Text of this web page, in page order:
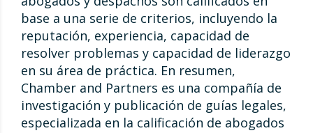
base a una serie de criterios, incluyendo la
reputación, experiencia, capacidad de
resolver problemas y capacidad de liderazgo
en su área de práctica. En resumen,
Chamber and Partners es una compañía de
investigación y publicación de guías legales,
especializada en la calificación de abogados